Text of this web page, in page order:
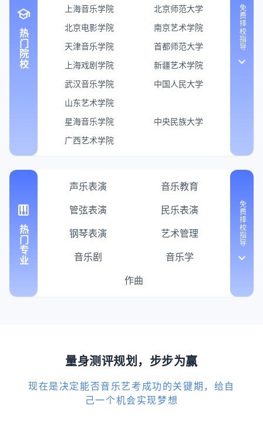
school
热门院校
上海音乐学院
北京师范大学
北京电影学院
南京艺术学院
天津音乐学院
首都师范大学
上海戏剧学院
新疆艺术学院
武汉音乐学院
中国人民大学
山东艺术学院
星海音乐学院
中央民族大学
广西艺术学院
免费择校指导
keyboard_arrow_down
piano
热门专业
声乐表演
音乐教育
管弦表演
民乐表演
钢琴表演
艺术管理
音乐剧
音乐学
作曲
免费择校指导
keyboard_arrow_down
量身测评规划，步步为赢
现在是决定能否音乐艺考成功的关键期，给自
己一个机会实现梦想